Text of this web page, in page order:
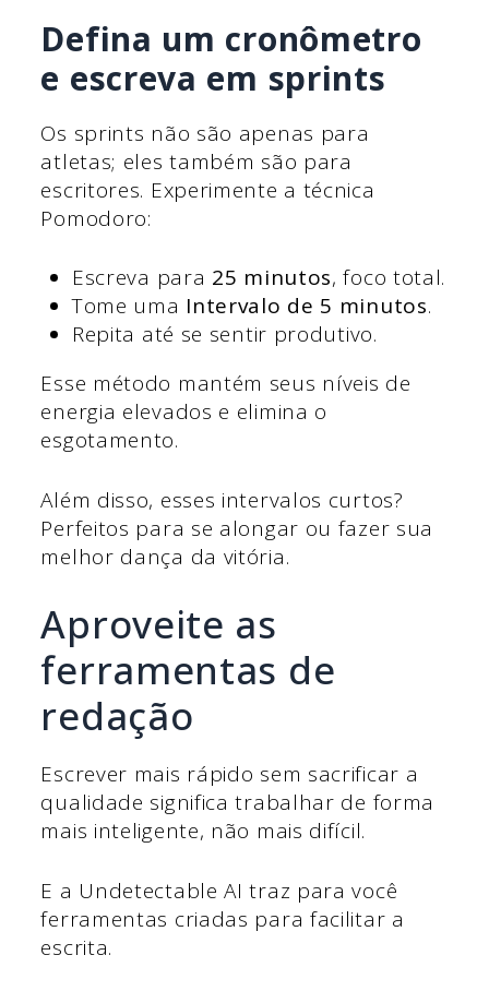
Defina um cronômetro
e escreva em sprints
Os sprints não são apenas para
atletas; eles também são para
escritores. Experimente a técnica
Pomodoro:
Escreva para 25 minutos, foco total.
Tome uma Intervalo de 5 minutos.
Repita até se sentir produtivo.
Esse método mantém seus níveis de
energia elevados e elimina o
esgotamento.
Além disso, esses intervalos curtos?
Perfeitos para se alongar ou fazer sua
melhor dança da vitória.
Aproveite as
ferramentas de
redação
Escrever mais rápido sem sacrificar a
qualidade significa trabalhar de forma
mais inteligente, não mais difícil.
E a Undetectable AI traz para você
ferramentas criadas para facilitar a
escrita.